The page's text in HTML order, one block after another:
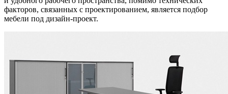
факторов, связанных с проектированием, является подбор
мебели под дизайн-проект.